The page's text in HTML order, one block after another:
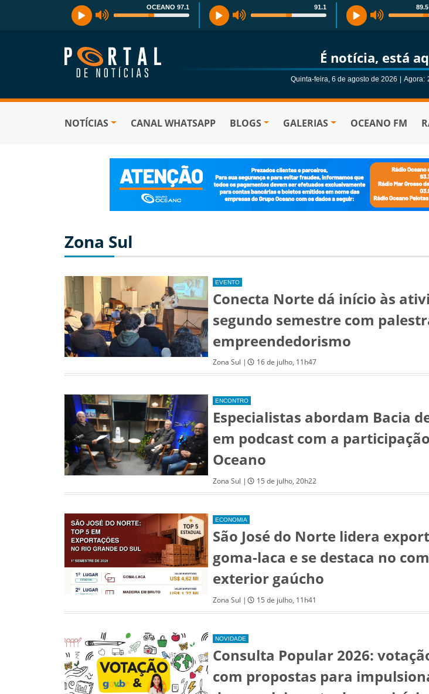
OCEANO 97.1 91.1
É notícia, está
Quinta-feira, 6 de agosto de 2026 | Agora:
NOTÍCIAS CANAL WHATSAPP BLOGS GALERIAS OCEANO FM
Zona Sul
EVENTO
Conecta Norte dá início às
segundo semestre com
empreendedorismo
Zona Sul | 16 de julho, 11h47
ENCONTRO
Especialistas abordam Bacia
em podcast com a
Oceano
Zona Sul | 15 de julho, 20h22
ECONOMIA
São José do Norte lidera
goma-laca e se destaca no
exterior gaúcho
Zona Sul | 15 de julho, 11h41
NOVIDADE
Consulta Popular 2026:
com propostas para